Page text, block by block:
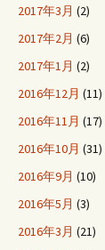
2017年3月 (2)
2017年2月 (6)
2017年1月 (2)
2016年12月 (11)
2016年11月 (17)
2016年10月 (31)
2016年9月 (10)
2016年5月 (3)
2016年3月 (21)